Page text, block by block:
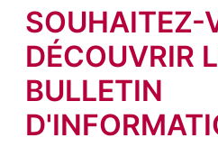
SOUHAITEZ-
DÉCOUVRIR
BULLETIN